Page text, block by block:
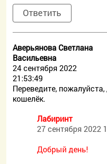
Ответить
Аверьянова Светлана
Васильевна
24 сентября 2022
21:53:49
Переведите,
кошелёк.
Лабиринт
27 сентября 2022
Добрый день!